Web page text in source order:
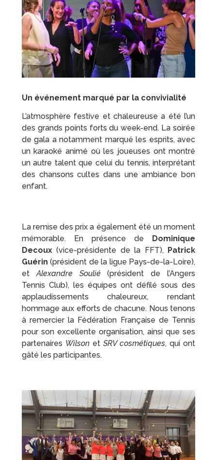
Un événement marqué par la convivialité
L’atmosphère festive et chaleureuse a été l’un
des grands points forts du week-end. La soirée
de gala a notamment marqué les esprits, avec
un karaoké animé où les joueuses ont montré
un autre talent que celui du tennis, interprétant
des chansons cultes dans une ambiance bon
enfant.
La remise des prix a également été un moment
mémorable. En présence de Dominique
Decoux(vice-présidente de la FFT), Patrick
Guérin (président de la ligue Pays-de-la-Loire),
et Alexandre Soulié(président de l’Angers
Tennis Club), les équipes ont défilé sous des
applaudissements chaleureux, rendant
hommage aux efforts de chacune. Nous tenons
à remercier la Fédération Française de Tennis
pour son excellente organisation, ainsi que ses
partenaires WilsonetSRV cosmétiques, qui ont
gâté les participantes.